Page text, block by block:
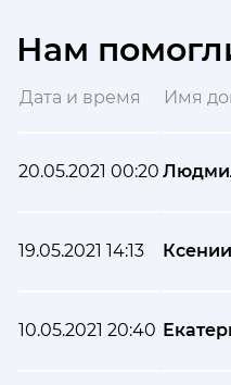
Нам
Дата и время Имя
20.05.2021 00:20
19.05.2021 14:13
10.05.2021 20:40